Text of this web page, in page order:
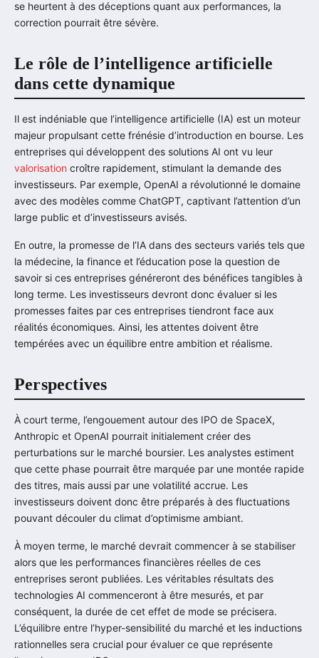
se heurtent à des déceptions quant aux performances, la
correction pourrait être sévère.
Le rôle de l’intelligence artificielle
dans cette dynamique
Il est indéniable que l’intelligence artificielle (IA) est un moteur
majeur propulsant cette frénésie d’introduction en bourse. Les
entreprises qui développent des solutions AI ont vu leur
valorisation croître rapidement, stimulant la demande des
investisseurs. Par exemple, OpenAI a révolutionné le domaine
avec des modèles comme ChatGPT, captivant l’attention d’un
large public et d’investisseurs avisés.
En outre, la promesse de l’IA dans des secteurs variés tels que
la médecine, la finance et l’éducation pose la question de
savoir si ces entreprises généreront des bénéfices tangibles à
long terme. Les investisseurs devront donc évaluer si les
promesses faites par ces entreprises tiendront face aux
réalités économiques. Ainsi, les attentes doivent être
tempérées avec un équilibre entre ambition et réalisme.
Perspectives
À court terme, l’engouement autour des IPO de SpaceX,
Anthropic et OpenAI pourrait initialement créer des
perturbations sur le marché boursier. Les analystes estiment
que cette phase pourrait être marquée par une montée rapide
des titres, mais aussi par une volatilité accrue. Les
investisseurs doivent donc être préparés à des fluctuations
pouvant découler du climat d’optimisme ambiant.
À moyen terme, le marché devrait commencer à se stabiliser
alors que les performances financières réelles de ces
entreprises seront publiées. Les véritables résultats des
technologies AI commenceront à être mesurés, et par
conséquent, la durée de cet effet de mode se précisera.
L’équilibre entre l’hyper-sensibilité du marché et les inductions
rationnelles sera crucial pour évaluer ce que représente